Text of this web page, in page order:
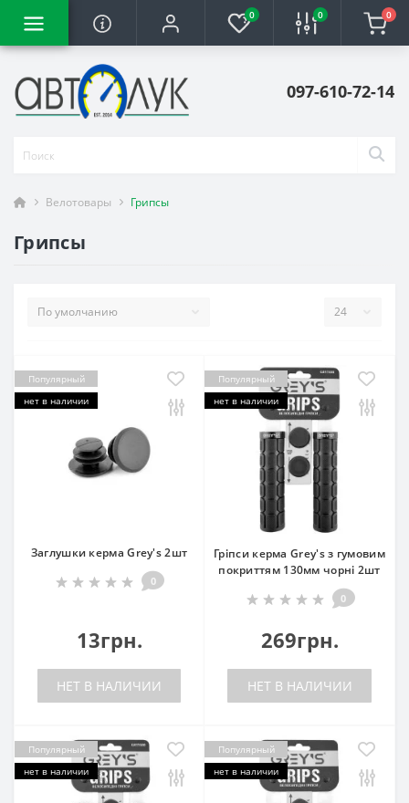
0 0 0
097-610-72-14
Велотовары Грипсы
Грипсы
Популярный
нет в наличии
Заглушки керма Grey's 2шт
0
13грн.
НЕТ В НАЛИЧИИ
Популярный
нет в наличии
Гріпси керма Grey's з гумовим
покриттям 130мм чорні 2шт
0
269грн.
НЕТ В НАЛИЧИИ
Популярный
нет в наличии
Популярный
нет в наличии